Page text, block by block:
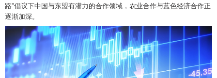
路”倡议下中国与东盟有潜力的合作领域，农业合作与蓝色经济合作正
逐渐加深。